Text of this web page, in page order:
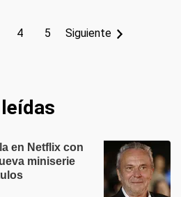
4 5 Siguiente
en Netflix con
miniserie